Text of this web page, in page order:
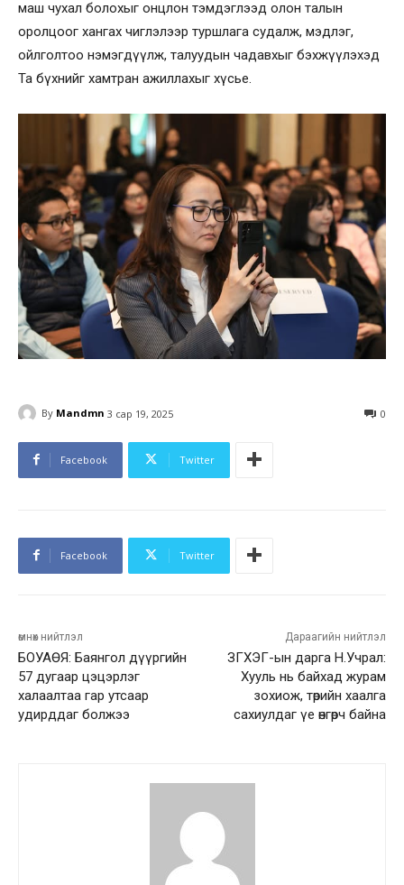
маш чухал болохыг онцлон тэмдэглээд олон талын
оролцоог хангах чиглэлээр туршлага судалж, мэдлэг,
ойлголтоо нэмэгдүүлж, талуудын чадавхыг бэхжүүлэхэд
Та бүхнийг хамтран ажиллахыг хүсье.
By Mandmn 3 сар 19, 2025 0
Facebook Twitter
Facebook Twitter
өмнөх нийтлэл
БОУАӨЯ: Баянгол дүүргийн
57 дугаар цэцэрлэг
халаалтаа гар утсаар
удирддаг болжээ
Дараагийн нийтлэл
ЗГХЭГ-ын дарга Н.Учрал:
Хууль нь байхад журам
зохиож, төрийн хаалга
сахиулдаг үе өнгөрч байна